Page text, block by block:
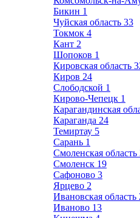
Бикин 1
Чуйская область 33
Токмок 4
Кант 2
Шопоков 1
Кировская область
Киров 24
Слободской 1
Кирово-Чепецк 1
Карагандинская
Караганда 24
Темиртау 5
Сарань 1
Смоленская область
Смоленск 19
Сафоново 3
Ярцево 2
Ивановская область
Иваново 13